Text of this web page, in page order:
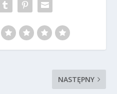
NASTĘPNY